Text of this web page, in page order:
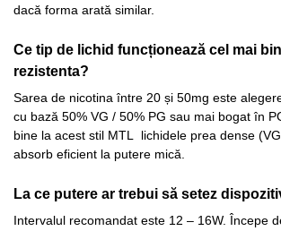
dacă forma arată similar.
Ce tip de lichid funcționează cel mai
rezistenta?
Sarea de nicotina între 20 și 50mg este
cu bază 50% VG / 50% PG sau mai bogat în
bine la acest stil MTL lichidele prea dense
absorb eficient la putere mică.
La ce putere ar trebui să setez
Intervalul recomandat este 12 – 16W. Începe